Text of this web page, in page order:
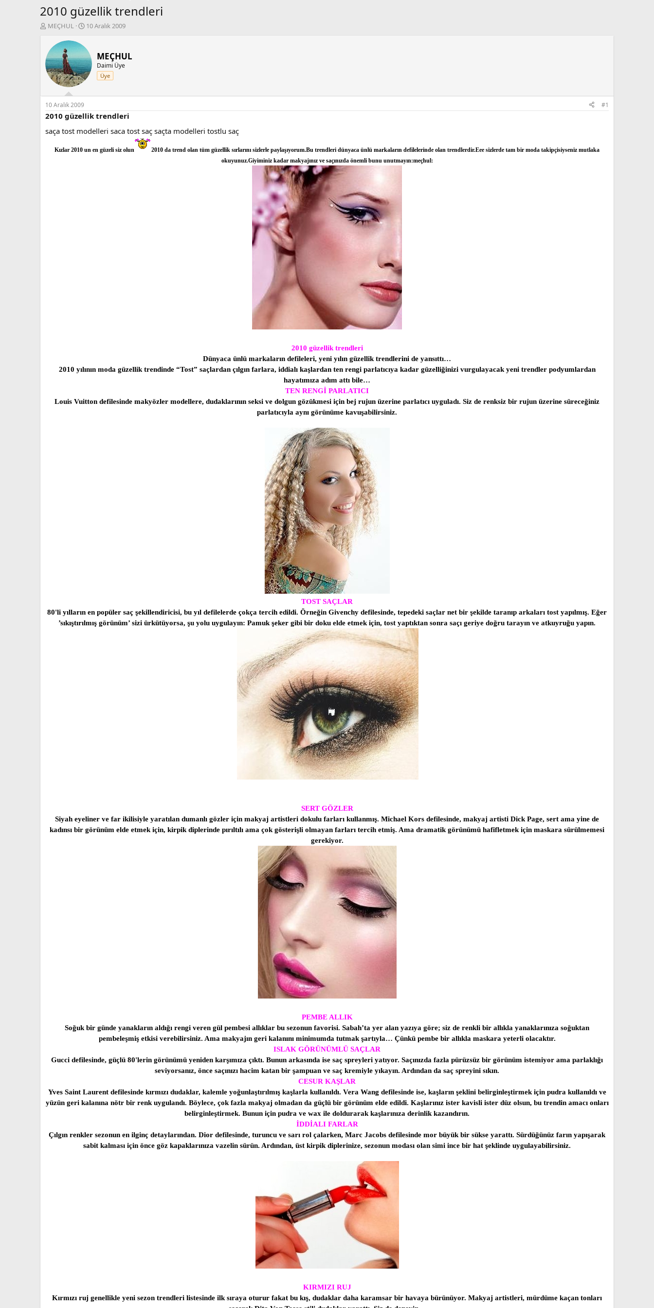
2010 güzellik trendleri
K
b
u
y
u
a
ş
l
a
t
MEÇHUL
B
l
a
n
g
ç
a
r
i
i
10 Aralık 2009
MEÇHUL
Daimi Üye
Üye
10 Aralık 2009 #1
2010 güzellik trendleri
saça tost modelleri saca tost saç saçta modelleri tostlu saç
Kızlar 2010 un en güzeli siz olun
2010 da trend olan tüm güzellik sırlarını sizlerle paylaşıyorum.Bu trendleri dünyaca ünlü markaların defilelerinde olan trendlerdir.Eee sizlerde tam bir moda takipçisiyseniz mutlaka
okuyunuz.Giyiminiz kadar makyajınız ve saçınızda önemli bunu unutmayın:meçhul:
2010 güzellik trendleri
Dünyaca ünlü markaların defileleri, yeni yılın güzellik trendlerini de yansıttı…
2010 yılının moda güzellik trendinde “Tost” saçlardan çılgın farlara, iddialı kaşlardan ten rengi parlatıcıya kadar güzelliğinizi vurgulayacak yeni trendler podyumlardan
hayatımıza adım attı bile…
TEN RENGİ PARLATICI
Louis Vuitton defilesinde makyözler modellere, dudaklarının seksi ve dolgun gözükmesi için bej rujun üzerine parlatıcı uyguladı. Siz de renksiz bir rujun üzerine süreceğiniz
parlatıcıyla aynı görünüme kavuşabilirsiniz.
TOST SAÇLAR
80'li yılların en popüler saç şekillendiricisi, bu yıl defilelerde çokça tercih edildi. Örneğin Givenchy defilesinde, tepedeki saçlar net bir şekilde taranıp arkaları tost yapılmış. Eğer
’sıkıştırılmış görünüm’ sizi ürkütüyorsa, şu yolu uygulayın: Pamuk şeker gibi bir doku elde etmek için, tost yaptıktan sonra saçı geriye doğru tarayın ve atkuyruğu yapın.
SERT GÖZLER
Siyah eyeliner ve far ikilisiyle yaratılan dumanlı gözler için makyaj artistleri dokulu farları kullanmış. Michael Kors defilesinde, makyaj artisti Dick Page, sert ama yine de
kadınsı bir görünüm elde etmek için, kirpik diplerinde pırıltılı ama çok gösterişli olmayan farları tercih etmiş. Ama dramatik görünümü hafifletmek için maskara sürülmemesi
gerekiyor.
PEMBE ALLIK
Soğuk bir günde yanakların aldığı rengi veren gül pembesi allıklar bu sezonun favorisi. Sabah’ta yer alan yazıya göre; siz de renkli bir allıkla yanaklarınıza soğuktan
pembeleşmiş etkisi verebilirsiniz. Ama makyajın geri kalanını minimumda tutmak şartıyla… Çünkü pembe bir allıkla maskara yeterli olacaktır.
ISLAK GÖRÜNÜMLÜ SAÇLAR
Gucci defilesinde, güçlü 80'lerin görünümü yeniden karşımıza çıktı. Bunun arkasında ise saç spreyleri yatıyor. Saçınızda fazla pürüzsüz bir görünüm istemiyor ama parlaklığı
seviyorsanız, önce saçınızı hacim katan bir şampuan ve saç kremiyle yıkayın. Ardından da saç spreyini sıkın.
CESUR KAŞLAR
Yves Saint Laurent defilesinde kırmızı dudaklar, kalemle yoğunlaştırılmış kaşlarla kullanıldı. Vera Wang defilesinde ise, kaşların şeklini belirginleştirmek için pudra kullanıldı ve
yüzün geri kalanına nötr bir renk uygulandı. Böylece, çok fazla makyaj olmadan da güçlü bir görünüm elde edildi. Kaşlarınız ister kavisli ister düz olsun, bu trendin amacı onları
belirginleştirmek. Bunun için pudra ve wax ile doldurarak kaşlarınıza derinlik kazandırın.
İDDİALI FARLAR
Çılgın renkler sezonun en ilginç detaylarından. Dior defilesinde, turuncu ve sarı rol çalarken, Marc Jacobs defilesinde mor büyük bir sükse yarattı. Sürdüğünüz farın yapışarak
sabit kalması için önce göz kapaklarınıza vazelin sürün. Ardından, üst kirpik diplerinize, sezonun modası olan simi ince bir hat şeklinde uygulayabilirsiniz.
KIRMIZI RUJ
Kırmızı ruj genellikle yeni sezon trendleri listesinde ilk sıraya oturur fakat bu kış, dudaklar daha karamsar bir havaya bürünüyor. Makyaj artistleri, mürdüme kaçan tonları